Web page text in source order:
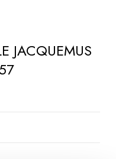
JACQUEMUS